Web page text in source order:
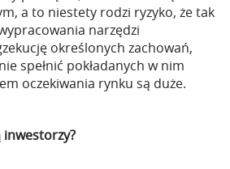
a to niestety rodzi ryzyko, że tak
narzędzi
określonych zachowań,
spełnić pokładanych w nim
oczekiwania rynku są duże.
inwestorzy?